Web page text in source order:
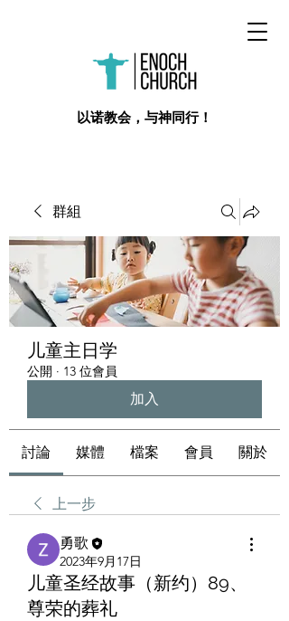
​以诺教会，与神同行！
群組
儿童主日学
公開 · 13 位會員
加入
討論 媒體 檔案 會員 關於
上一步
勇歌
2023年9月17日
儿童圣经故事（新约）89、
尊荣的葬礼